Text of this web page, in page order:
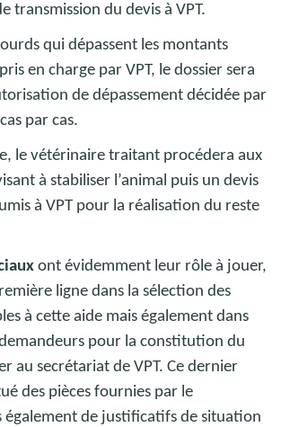
transmission du devis à VPT.
qui dépassent les montants
en charge par VPT, le dossier sera
de dépassement décidée par
par cas.
le vétérinaire traitant procédera aux
à stabiliser l’animal puis un devis
à VPT pour la réalisation du reste
ont évidemment leur rôle à jouer,
ligne dans la sélection des
à cette aide mais également dans
demandeurs pour la constitution du
au secrétariat de VPT. Ce dernier
des pièces fournies par le
également de justificatifs de situation